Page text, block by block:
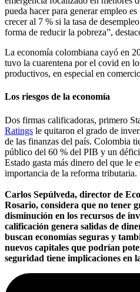
pueda hacer para generar empleo
crecer al 7 % si la tasa de
forma de reducir la pobreza”,
La economía colombiana cayó en
tuvo la cuarentena por el covid en
productivos, en especial en
Los riesgos de la economía
Dos firmas calificadoras, primero
Ratings le quitaron el grado de
de las finanzas del país. Colombia
público del 60 % del PIB y un
Estado gasta más dinero del que le
importancia de la reforma tributaria.
Carlos Sepúlveda, director de
Rosario, considera que no tener
disminución en los recursos de
calificación genera salidas de
buscan economías seguras y
nuevos capitales que podrían
seguridad tiene implicaciones en